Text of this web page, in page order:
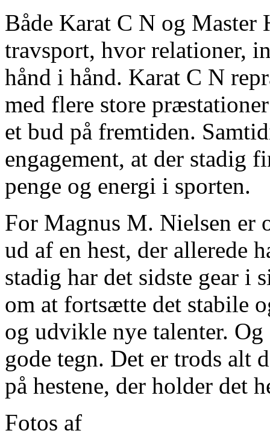
Både Karat C N og Master
travsport, hvor relationer,
hånd i hånd. Karat C N
med flere store
et bud på fremtiden.
engagement, at der stadig
penge og energi i sporten.
For Magnus M. Nielsen er
ud af en hest, der allerede
stadig har det sidste gear i
om at fortsætte det stabile
og udvikle nye talenter.
gode tegn. Det er trods alt
på hestene, der holder det
Fotos af